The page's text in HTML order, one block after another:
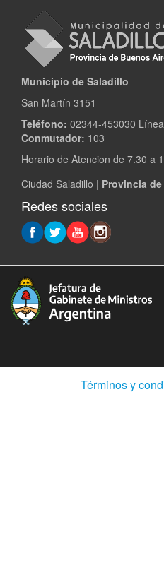
Municipio de Saladillo
San Martín 3151
Teléfono: 02344-453030
Conmutador: 103
Horario de Atencion de 7.30 a
Ciudad Saladillo | Provincia
Redes sociales
Términos y